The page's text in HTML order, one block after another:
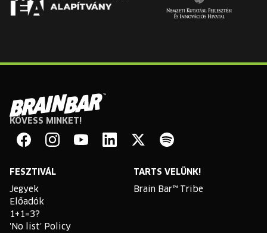
Brain
Bar
KÖVESS MINKET!
FESZTIVÁL
Jegyek
Előadók
1+1=3?
'No list' Policy
TARTS VELÜNK!
Brain Bar™ Tribe